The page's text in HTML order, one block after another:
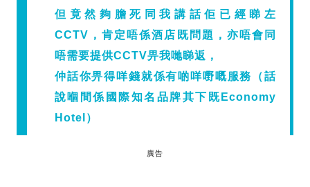
但竟然夠膽死同我講話佢已經睇左
CCTV，肯定唔係酒店既問題，亦唔會同
唔需要提供CCTV畀我哋睇返，
仲話你畀得咩錢就係有啲咩嘢嘅服務（話
說嗰間係國際知名品牌其下既Economy
Hotel）
廣告